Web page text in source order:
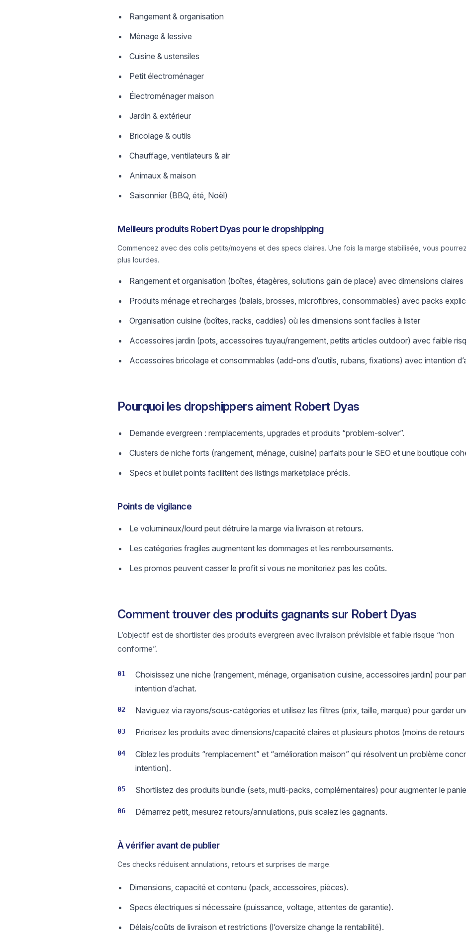
Rangement & organisation
Ménage & lessive
Cuisine & ustensiles
Petit électroménager
Électroménager maison
Jardin & extérieur
Bricolage & outils
Chauffage, ventilateurs & air
Animaux & maison
Saisonnier (BBQ, été, Noël)
Meilleurs produits Robert Dyas pour le dropshipping
Commencez avec des colis petits/moyens et des specs claires. Une fois la marge stabilisée, vous
plus lourdes.
Rangement et organisation (boîtes, étagères, solutions gain de place) avec dimensions claires
Produits ménage et recharges (balais, brosses, microfibres, consommables) avec packs
Organisation cuisine (boîtes, racks, caddies) où les dimensions sont faciles à lister
Accessoires jardin (pots, accessoires tuyau/rangement, petits articles outdoor) avec faible
Accessoires bricolage et consommables (add-ons d’outils, rubans, fixations) avec intention
Pourquoi les dropshippers aiment Robert Dyas
Demande evergreen : remplacements, upgrades et produits “problem-solver”.
Clusters de niche forts (rangement, ménage, cuisine) parfaits pour le SEO et une boutique
Specs et bullet points facilitent des listings marketplace précis.
Points de vigilance
Le volumineux/lourd peut détruire la marge via livraison et retours.
Les catégories fragiles augmentent les dommages et les remboursements.
Les promos peuvent casser le profit si vous ne monitoriez pas les coûts.
Comment trouver des produits gagnants sur Robert Dyas
L’objectif est de shortlister des produits evergreen avec livraison prévisible et faible risque “non
conforme”.
01
Choisissez une niche (rangement, ménage, organisation cuisine, accessoires jardin) pour
intention d’achat.
02 Naviguez via rayons/sous-catégories et utilisez les filtres (prix, taille, marque) pour garder
03 Priorisez les produits avec dimensions/capacité claires et plusieurs photos (moins de retours
04
Ciblez les produits “remplacement” et “amélioration maison” qui résolvent un problème
intention).
05 Shortlistez des produits bundle (sets, multi-packs, complémentaires) pour augmenter le
06 Démarrez petit, mesurez retours/annulations, puis scalez les gagnants.
À vérifier avant de publier
Ces checks réduisent annulations, retours et surprises de marge.
Dimensions, capacité et contenu (pack, accessoires, pièces).
Specs électriques si nécessaire (puissance, voltage, attentes de garantie).
Délais/coûts de livraison et restrictions (l’oversize change la rentabilité).